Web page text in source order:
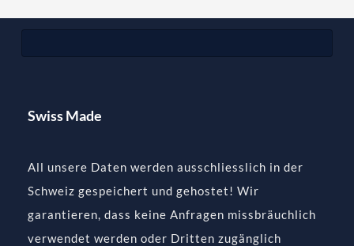
Swiss Made
All unsere Daten werden ausschliesslich in der
Schweiz gespeichert und gehostet! Wir
garantieren, dass keine Anfragen missbräuchlich
verwendet werden oder Dritten zugänglich